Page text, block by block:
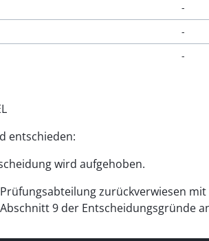
-
-
-
entschieden:
wird aufgehoben.
zurückverwiesen
9 der Entscheidungsgründe